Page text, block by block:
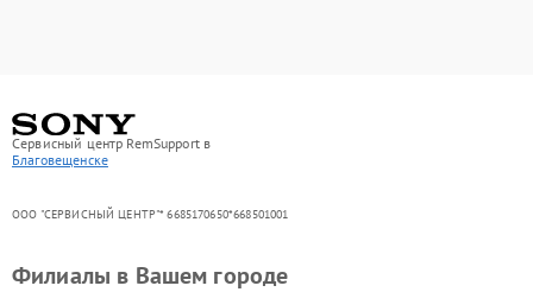
Сервисный центр RemSupport в
Благовещенске
ООО "СЕРВИСНЫЙ ЦЕНТР"* 6685170650*668501001
Филиалы в Вашем городе